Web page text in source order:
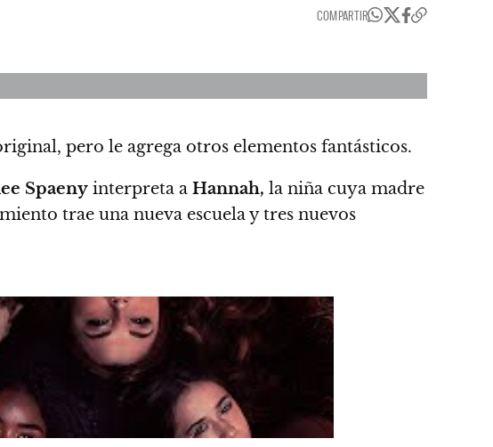
COMPARTIR
pero le agrega otros elementos fantásticos.
Spaeny interpreta a Hannah, la niña cuya madre
trae una nueva escuela y tres nuevos